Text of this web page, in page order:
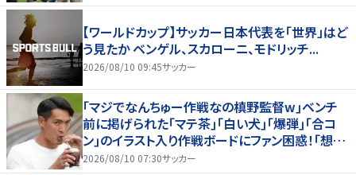
【ワールドカップ】サッカー日本代表を「世界」はど
う見たか ベンゲル、スカローニ、モドリッチ...
2026/08/10 09:45サッカー
｢マジでなんちゅー作戦なの槙野監督w｣ベンチ
前に掲げられた｢マテ茶｣｢白い犬｣｢爆弾｣｢合コ
ン｣のイラスト入り作戦ボードにファン困惑！｢想像
よりデカくて吹いた｣
2026/08/10 07:30サッカー